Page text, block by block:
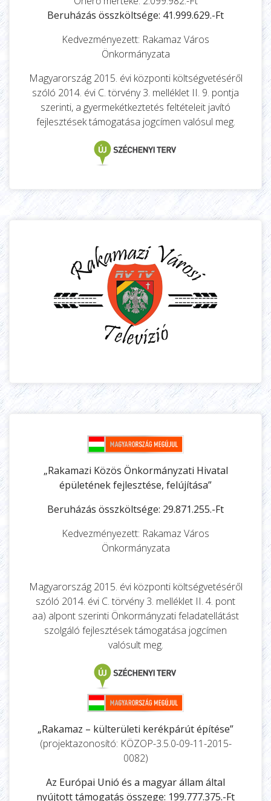
Beruházás összköltsége: 41.999.629.-Ft
Kedvezményezett: Rakamaz Város
Önkormányzata
Magyarország 2015. évi központi költségvetéséről
szóló 2014. évi C. törvény 3. melléklet II. 9. pontja
szerinti, a gyermekétkeztetés feltételeit javító
fejlesztések támogatása jogcímen valósul meg.
„Rakamazi Közös Önkormányzati Hivatal
épületének fejlesztése, felújítása”
Beruházás összköltsége: 29.871.255.-Ft
Kedvezményezett: Rakamaz Város
Önkormányzata
Magyarország 2015. évi központi költségvetéséről
szóló 2014. évi C. törvény 3. melléklet II. 4. pont
aa) alpont szerinti Önkormányzati feladatellátást
szolgáló fejlesztések támogatása jogcímen
valósult meg.
„Rakamaz – külterületi kerékpárút építése”
(projektazonosító: KÖZOP-3.5.0-09-11-2015-
0082)
Az Európai Unió és a magyar állam által
nyújtott támogatás összege: 199.777.375.-Ft